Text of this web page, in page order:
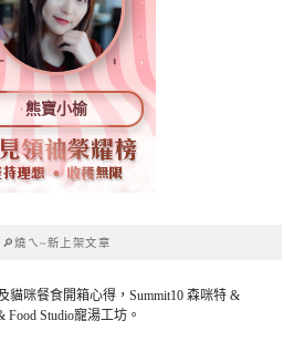
熊寶小榆
🔎燒ㄟ~新上架文章
貓咪餐食開箱心得，Summit10 森咪特 &
Food Studio寵湯工坊。